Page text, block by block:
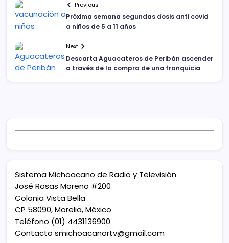
Previous
Próxima semana segundas dosis anti covid
a niños de 5 a 11 años
Next
Descarta Aguacateros de Peribán ascender
a través de la compra de una franquicia
Sistema Michoacano de Radio y Televisión
José Rosas Moreno #200
Colonia Vista Bella
CP 58090, Morelia, México
Teléfono (01) 4431136900
Contacto smichoacanortv@gmail.com